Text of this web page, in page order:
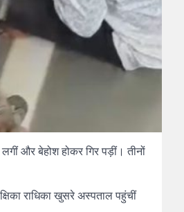
और बेहोश होकर गिर पड़ीं। तीनों
राधिका खुसरे अस्पताल पहुंचीं